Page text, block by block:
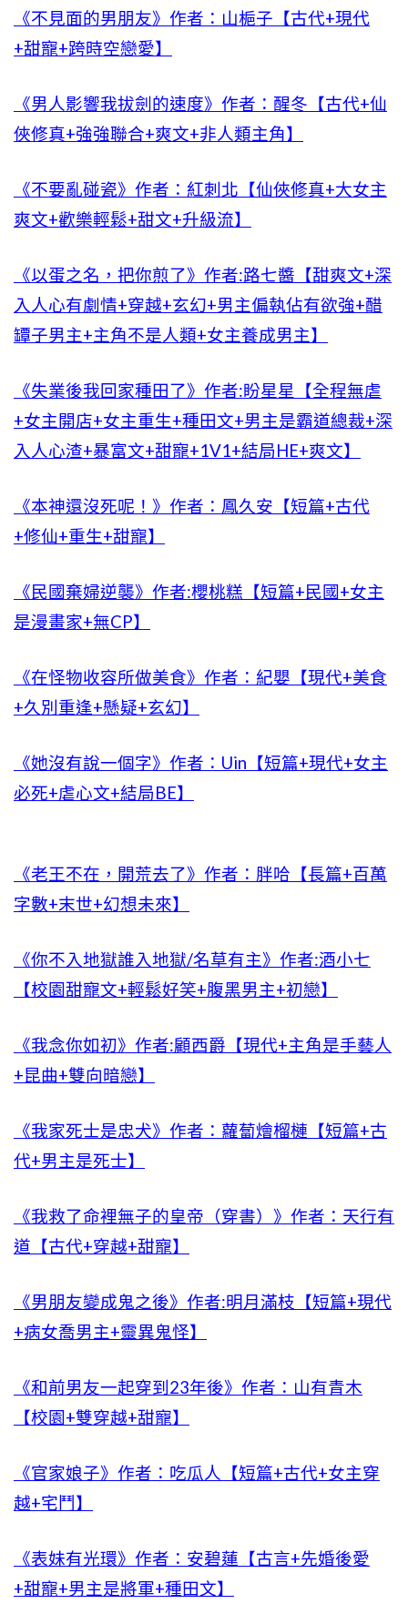
《不見面的男朋友》作者：山梔子【古代+現代
+甜寵+跨時空戀愛】
《男人影響我拔劍的速度》作者：醒冬【古代+仙
俠修真+強強聯合+爽文+非人類主角】
《不要亂碰瓷》作者：紅刺北【仙俠修真+大女主
爽文+歡樂輕鬆+甜文+升級流】
《以蛋之名，把你煎了》作者:路七醬【甜爽文+深
入人心有劇情+穿越+玄幻+男主偏執佔有欲強+醋
罈子男主+主角不是人類+女主養成男主】
《失業後我回家種田了》作者:盼星星【全程無虐
+女主開店+女主重生+種田文+男主是霸道總裁+深
入人心渣+暴富文+甜寵+1V1+結局HE+爽文】
《本神還沒死呢！》作者：鳳久安【短篇+古代
+修仙+重生+甜寵】
《民國棄婦逆襲》作者:櫻桃糕【短篇+民國+女主
是漫畫家+無CP】
《在怪物收容所做美食》作者：紀嬰【現代+美食
+久別重逢+懸疑+玄幻】
《她沒有說一個字》作者：Uin【短篇+現代+女主
必死+虐心文+結局BE】
《老王不在，開荒去了》作者：胖哈【長篇+百萬
字數+末世+幻想未來】
《你不入地獄誰入地獄/名草有主》作者:酒小七
【校園甜寵文+輕鬆好笑+腹黑男主+初戀】
《我念你如初》作者:顧西爵【現代+主角是手藝人
+昆曲+雙向暗戀】
《我家死士是忠犬》作者：蘿蔔燴榴槤【短篇+古
代+男主是死士】
《我救了命裡無子的皇帝（穿書）》作者：天行有
道【古代+穿越+甜寵】
《男朋友變成鬼之後》作者:明月滿枝【短篇+現代
+病女喬男主+靈異鬼怪】
《和前男友一起穿到23年後》作者：山有青木
【校園+雙穿越+甜寵】
《官家娘子》作者：吃瓜人【短篇+古代+女主穿
越+宅鬥】
《表妹有光環》作者：安碧蓮【古言+先婚後愛
+甜寵+男主是將軍+種田文】